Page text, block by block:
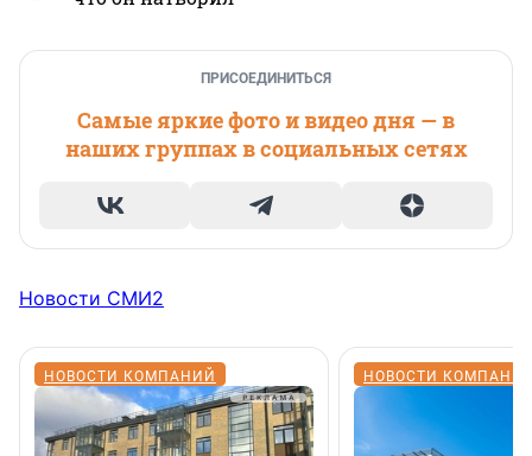
ПРИСОЕДИНИТЬСЯ
Самые яркие фото и видео дня — в
наших группах в социальных сетях
Новости СМИ2
НОВОСТИ КОМПАНИЙ НОВОСТИ